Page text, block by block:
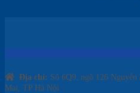
Địa chỉ: Số 6Q9, ngõ 126
Mai, TP Hà Nội